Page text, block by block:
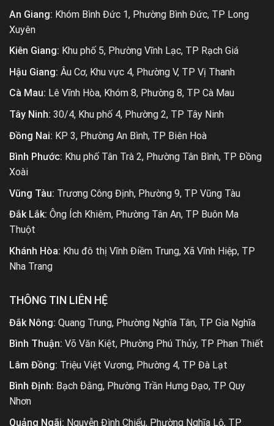
An Giang: Khóm Bình Đức 1, Phường Bình Đức, TP Long
Xuyên
Kiên Giang: Khu phố 5, Phường Vĩnh Lạc, TP Rạch Giá
Hậu Giang: Âu Cơ, Khu vực 4, Phường V, TP Vị Thanh
Cà Mau: Lê Vĩnh Hòa, Khóm 8, Phường 8, TP Cà Mau
Tây Ninh: 30/4, Khu phố 4, Phường 2, TP Tây Ninh
Đồng Nai: KP 3, Phường An Bình, TP Biên Hoà
Bình Phước: Khu phố Tân Trà 2, Phường Tân Bình, TP Đồng
Xoài
Vũng Tàu: Trương Công Định, Phường 9, TP Vũng Tàu
Đắk Lắk: Ông Ích Khiêm, Phường Tân An, TP Buôn Ma
Thuột
Khánh Hòa: Khu đô thị Vĩnh Điềm Trung, Xã Vĩnh Hiệp, TP
Nha Trang
THÔNG TIN LIÊN HỆ
Đắk Nông: Quang Trung, Phường Nghĩa Tân, TP Gia Nghĩa
Bình Thuận: Võ Văn Kiệt, Phường Phú Thủy, TP Phan Thiết
Lâm Đồng: Triệu Việt Vương, Phường 4, TP Đà Lạt
Bình Định: Bạch Đằng, Phường Trần Hưng Đạo, TP Quy
Nhơn
Quảng Ngãi: Nguyễn Đình Chiểu, Phường Nghĩa Lộ, TP